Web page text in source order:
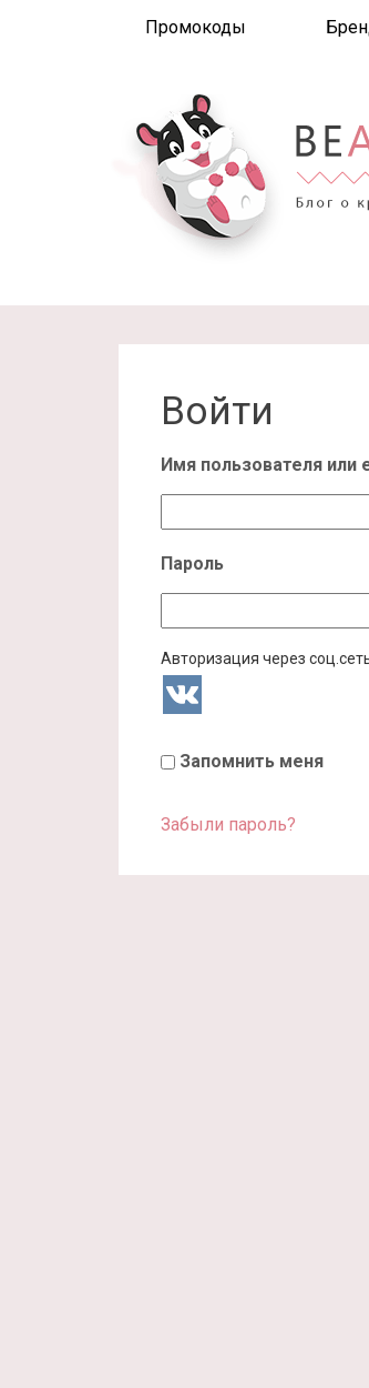
Промокоды
Войти
Имя пользователя или
Пароль
Авторизация через
Запомнить меня
Забыли пароль?